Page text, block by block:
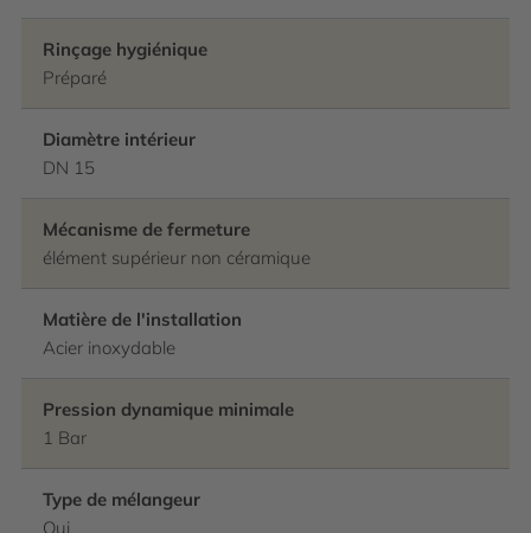
Rinçage hygiénique
Préparé
Diamètre intérieur
DN 15
Mécanisme de fermeture
élément supérieur non céramique
Matière de l'installation
Acier inoxydable
Pression dynamique minimale
1 Bar
Type de mélangeur
Oui